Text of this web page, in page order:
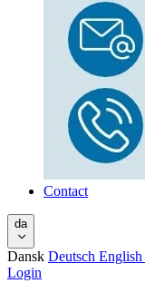
Contact
da
Dansk Deutsch English
Login